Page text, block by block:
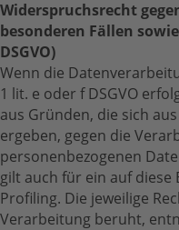
Widerspruchsrecht
besonderen Fällen
DSGVO)
Wenn die
1 lit. e oder f DSGVO
aus Gründen, die sich
ergeben, gegen die
personenbezogenen
gilt auch für ein auf
Profiling. Die jeweilige
Verarbeitung beruht,